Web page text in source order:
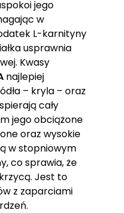
jego
w
L-karnityny
usprawnia
Kwasy
najlepiej
– kryla – oraz
cały
jego obciążone
oraz wysokie
w stopniowym
co sprawia, że
Jest to
z zaparciami